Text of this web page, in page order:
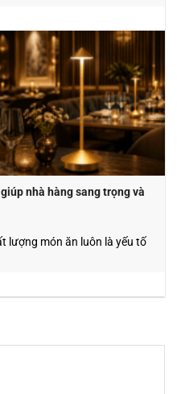
nhà hàng sang trọng và
lượng món ăn luôn là yếu tố